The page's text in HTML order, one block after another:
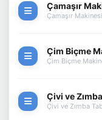
Çamaşır
Çamaşır
Çim Biçme
Çim Biçme
Çivi ve
Çivi ve Zımba